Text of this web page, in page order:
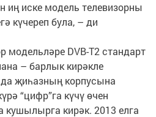
иң иске модель телевизорны
күчереп була, – ди
модельләре DVB-T2 стандарт
– барлык кирәкле
җиһазның корпусына
“цифр”га күчү өчен
кушылырга кирәк. 2013 елга